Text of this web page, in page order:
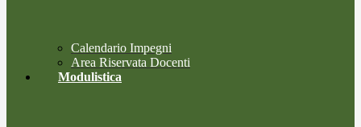
Calendario Impegni
Area Riservata Docenti
Modulistica